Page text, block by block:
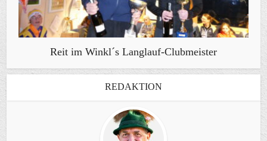
Reit im Winkl´s Langlauf-Clubmeister
REDAKTION